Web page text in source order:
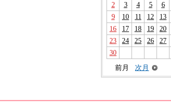
2
3 4 5 6
9
10 11 12 13
16
17 18 19 20
23
24 25 26 27
30
前月
次月